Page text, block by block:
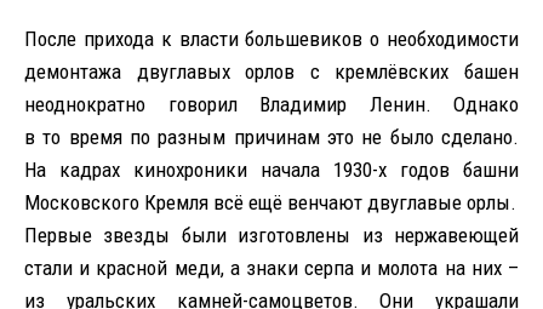
После прихода к власти большевиков о необходимости
демонтажа двуглавых орлов с кремлёвских башен
неоднократно говорил Владимир Ленин. Однако
в то время по разным причинам это не было сделано.
На кадрах кинохроники начала 1930-х годов башни
Московского Кремля всё ещё венчают двуглавые орлы.
Первые звезды были изготовлены из нержавеющей
стали и красной меди, а знаки серпа и молота на них –
из уральских камней-самоцветов. Они украшали